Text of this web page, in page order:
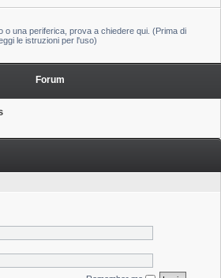
o una periferica, prova a chiedere qui. (Prima di
le istruzioni per l'uso)
Forum